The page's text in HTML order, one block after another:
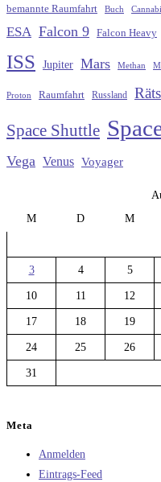
bemannte Raumfahrt Buch
ESA Falcon 9 Falcon Heavy
ISS Jupiter Mars Methan
Proton Raumfahrt Russland
Space Shuttle
Vega Venus Voyager
M
D M
3 4 5
10 11 12
17 18 19
24 25 26
31
Meta
Anmelden
Eintrags-Feed